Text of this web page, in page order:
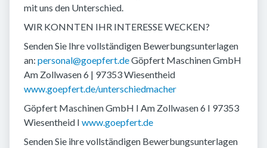
mit uns den Unterschied.
WIR KONNTEN IHR INTERESSE WECKEN?
Senden Sie Ihre vollständigen Bewerbungsunterlagen
an: personal@goepfert.deGöpfert Maschinen GmbH
Am Zollwasen 6 | 97353 Wiesentheid
www.goepfert.de/unterschiedmacher
Göpfert Maschinen GmbH I Am Zollwasen 6 I 97353
Wiesentheid I www.goepfert.de
Senden Sie ihre vollständigen Bewerbungsunterlagen